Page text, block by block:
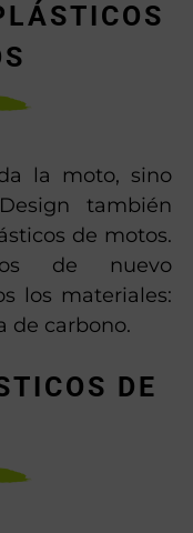
la moto, sino
también
de motos.
de nuevo
los materiales:
de carbono.
DE